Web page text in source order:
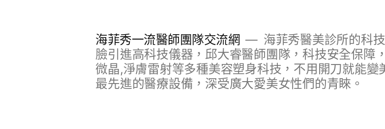
海菲秀一流醫師團隊交流網
海菲秀醫美診所的科
臉引進高科技儀器，邱大睿醫師團隊，科技安全保障
微晶,淨膚雷射等多種美容塑身科技，不用開刀就能
最先進的醫療設備，深受廣大愛美女性們的青睞。